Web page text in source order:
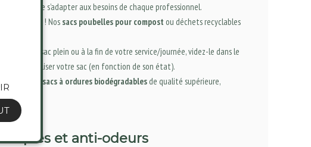
afin de s’adapter aux besoins de chaque professionnel.
fin et fragile ! Nos sacs poubelles pour compost ou déchets recyclables
fois le sac plein ou à la fin de votre service/journée, videz-le dans le
ou réutiliser votre sac (en fonction de son état).
de nos sacs à ordures biodégradables de qualité supérieure,
!
et anti-odeurs